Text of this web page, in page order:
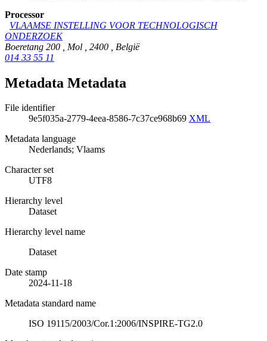
Processor
VLAAMSE INSTELLING VOOR TECHNOLOGISCH
ONDERZOEK
Boeretang 200
Mol 2400
België
014 33 55 11
Metadata Metadata
File identifier
9e5f035a-2779-4eea-8586-7c37ce968b69 XML
Metadata language
Nederlands; Vlaams
Character set
UTF8
Hierarchy level
Dataset
Hierarchy level name
Dataset
Date stamp
2024-11-18
Metadata standard name
ISO 19115/2003/Cor.1:2006/INSPIRE-TG2.0